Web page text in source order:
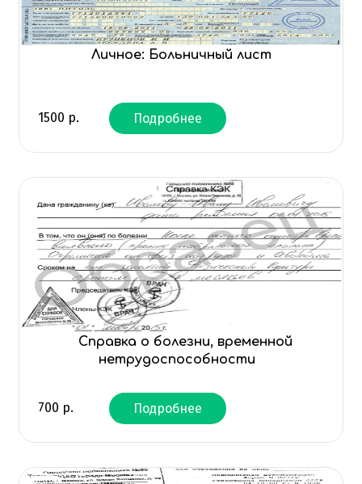
Личное: Больничный лист
1500 р. Подробнее
Справка о болезни, временной
нетрудоспособности
700 р. Подробнее